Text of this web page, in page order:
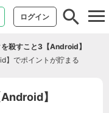
ログイン
殺すこと3【Android】
】でポイントが貯まる
】